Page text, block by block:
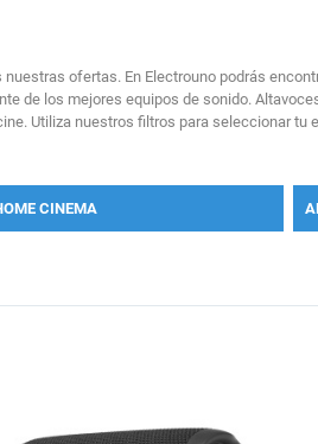
ofertas. En Electrouno podrás
de los mejores equipos de sonido.
Utiliza nuestros filtros para seleccionar
CINEMA